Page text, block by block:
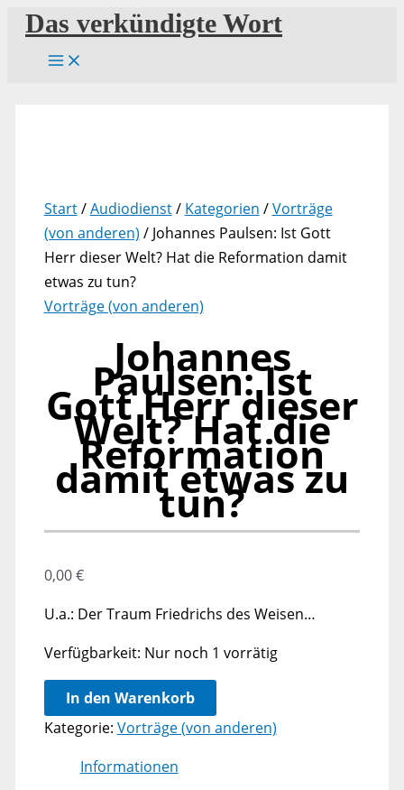
Zum
Inhalt
springen
Das verkündigte Wort
Start/Audiodienst/ Kategorien /Vorträge
(von anderen) / Johannes Paulsen: Ist Gott
Herr dieser Welt? Hat die Reformation damit
etwas zu tun?
Vorträge (von anderen)
Johannes
Paulsen: Ist
Gott Herr dieser
Welt? Hat die
Reformation
damit etwas zu
tun?
0,00€
U.a.: Der Traum Friedrichs des Weisen…
Verfügbarkeit: Nur noch 1 vorrätig
Johannes
Paulsen:
Ist
In den Warenkorb
Kategorie: Vorträge (von anderen)
Informationen